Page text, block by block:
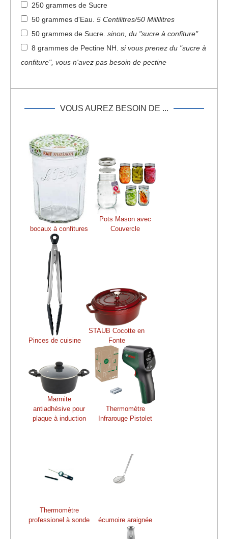
250 grammes de Sucre
50 grammes d'Eau 5 Centilitres/50 Millilitres
50 grammes de Sucre sinon, du "sucre à confiture"
8 grammes de Pectine NH si vous prenez du "sucre à
confiture", vous n'avez pas besoin de pectine
VOUS AUREZ BESOIN DE ...
bocaux à confitures
Pots Mason avec
Couvercle
Pinces de cuisine
STAUB Cocotte en
Fonte
Marmite
antiadhésive pour
plaque à induction
Thermomètre
Infrarouge Pistolet
Thermomètre
professionel à sonde
écumoire araignée